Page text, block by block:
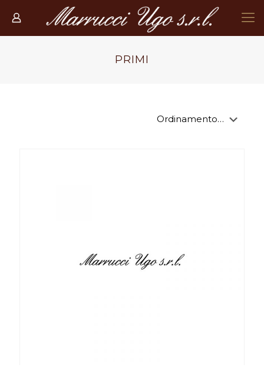
PRIMI